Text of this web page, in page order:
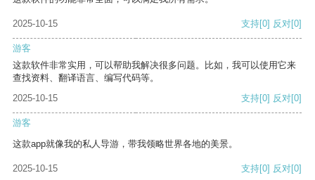
2025-10-15 支持[0] 反对[0]
游客
这款软件非常实用，可以帮助我解决很多问题。比如，我可以使用它来
查找资料、翻译语言、编写代码等。
2025-10-15
支持[0] 反对[0]
游客
这款app就像我的私人导游，带我领略世界各地的美景。
2025-10-15 支持[0] 反对[0]